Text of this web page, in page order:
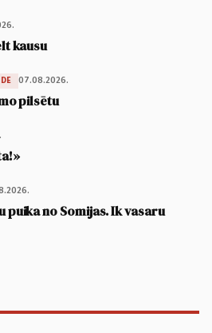
kausu
07.08.2026.
pilsētu
puika no Somijas. Ik vasaru